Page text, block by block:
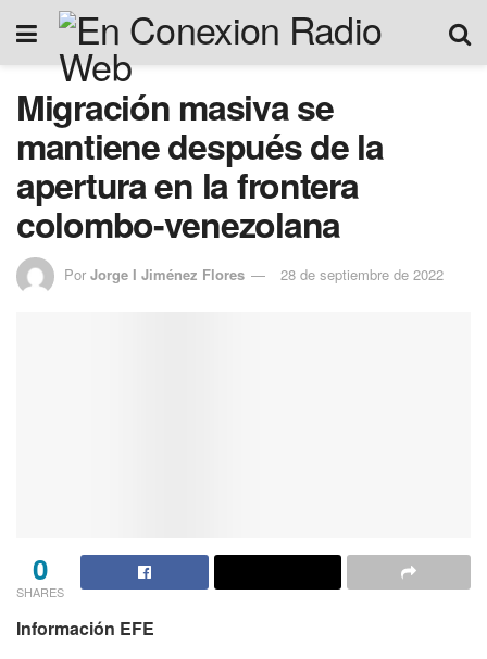
Migración masiva se
mantiene después de la
apertura en la frontera
colombo-venezolana
Por Jorge I Jiménez Flores 28 de septiembre de 2022
0
SHARES
Información EFE